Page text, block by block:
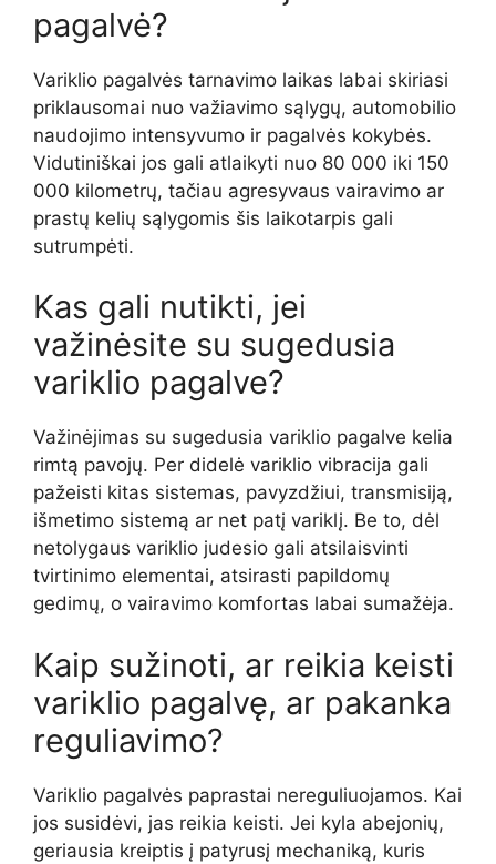
pagalvė?
Variklio pagalvės tarnavimo laikas labai skiriasi
priklausomai nuo važiavimo sąlygų, automobilio
naudojimo intensyvumo ir pagalvės kokybės.
Vidutiniškai jos gali atlaikyti nuo 80 000 iki 150
000 kilometrų, tačiau agresyvaus vairavimo ar
prastų kelių sąlygomis šis laikotarpis gali
sutrumpėti.
Kas gali nutikti, jei
važinėsite su sugedusia
variklio pagalve?
Važinėjimas su sugedusia variklio pagalve kelia
rimtą pavojų. Per didelė variklio vibracija gali
pažeisti kitas sistemas, pavyzdžiui, transmisiją,
išmetimo sistemą ar net patį variklį. Be to, dėl
netolygaus variklio judesio gali atsilaisvinti
tvirtinimo elementai, atsirasti papildomų
gedimų, o vairavimo komfortas labai sumažėja.
Kaip sužinoti, ar reikia keisti
variklio pagalvę, ar pakanka
reguliavimo?
Variklio pagalvės paprastai nereguliuojamos. Kai
jos susidėvi, jas reikia keisti. Jei kyla abejonių,
geriausia kreiptis į patyrusį mechaniką, kuris